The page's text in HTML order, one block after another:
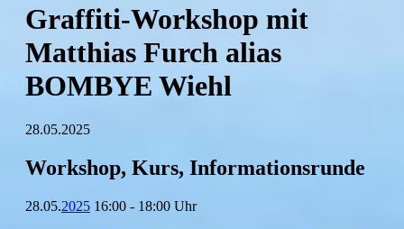
Graffiti-Workshop mit
Matthias Furch alias
BOMBYE Wiehl
28.05.2025
Workshop, Kurs, Informationsrunde
28.05.2025 16:00 - 18:00 Uhr